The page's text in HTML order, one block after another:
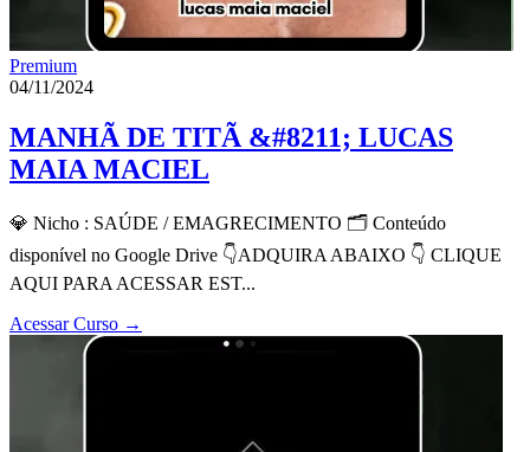
Premium
04/11/2024
MANHÃ DE TITÃ &#8211; LUCAS
MAIA MACIEL
💎 Nicho : SAÚDE / EMAGRECIMENTO 🗂 Conteúdo
disponível no Google Drive 👇ADQUIRA ABAIXO 👇 CLIQUE
AQUI PARA ACESSAR EST...
Acessar Curso →